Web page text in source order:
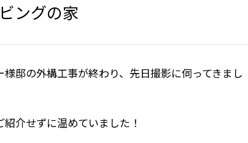
ングの家
邸の外構工事が終わり、先日撮影に伺ってきまし
介せずに温めていました！